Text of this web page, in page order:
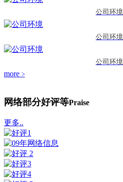
公司环境
公司环境
公司环境
more >
网络部分好评等Praise
更多..